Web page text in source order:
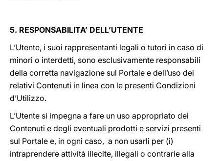
5. RESPONSABILITA’ DELL’UTENTE
L’Utente, i suoi rappresentanti legali o tutori in caso di
minori o interdetti, sono esclusivamente responsabili
della corretta navigazione sul Portale e dell’uso dei
relativi Contenuti in linea con le presenti Condizioni
d’Utilizzo.
L’Utente si impegna a fare un uso appropriato dei
Contenuti e degli eventuali prodotti e servizi presenti
sul Portale e, in ogni caso, a non usarli per (i)
intraprendere attività illecite, illegali o contrarie alla